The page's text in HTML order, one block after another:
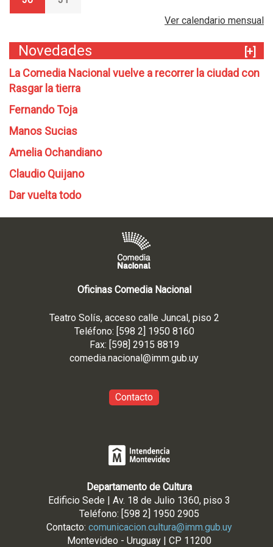
Ver calendario mensual
Novedades
[+]
La Comedia Nacional vuelve a recorrer la ciudad con
Rasgar la tierra
Fernando Toja
Manos Sucias
Amelia Ochandiano
Claudio Quijano
Dar vuelta todo
Oficinas Comedia Nacional
Teatro Solís, acceso calle Juncal, piso 2
Teléfono: [598 2] 1950 8160
Fax: [598] 2915 8819
comedia.nacional@imm.gub.uy
Contacto
Departamento de Cultura
Edificio Sede | Av. 18 de Julio 1360, piso 3
Teléfono: [598 2] 1950 2905
Contacto: comunicacion.cultura@imm.gub.uy
Montevideo - Uruguay | CP 11200